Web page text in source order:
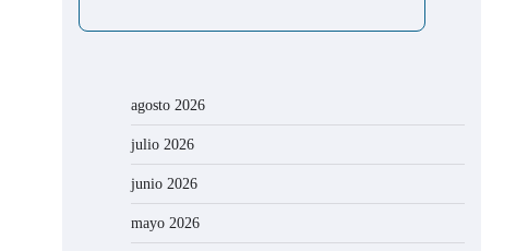
agosto 2026
julio 2026
junio 2026
mayo 2026